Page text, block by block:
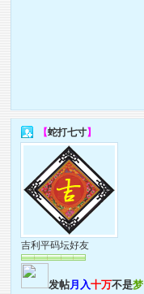
【蛇打七寸】
吉利平码坛好友
发帖月入十万不是梦